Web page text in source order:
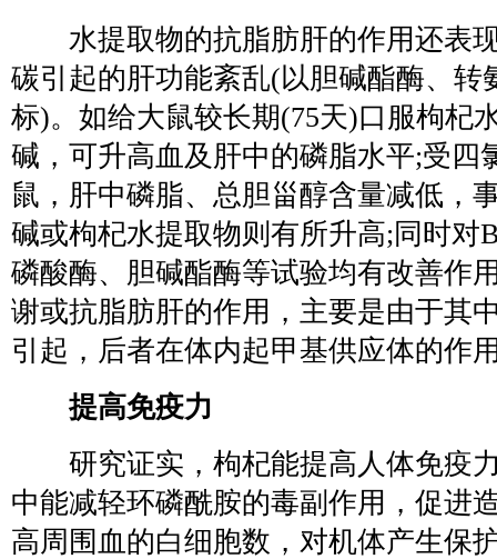
水提取物的抗脂肪肝的作用还表
碳引起的肝功能紊乱(以胆碱酯酶、转
标)。如给大鼠较长期(75天)口服枸杞
碱，可升高血及肝中的磷脂水平;受四
鼠，肝中磷脂、总胆甾醇含量减低，
碱或枸杞水提取物则有所升高;同时对
磷酸酶、胆碱酯酶等试验均有改善作
谢或抗脂肪肝的作用，主要是由于其
引起，后者在体内起甲基供应体的作
提高免疫力
研究证实，枸杞能提高人体免疫
中能减轻环磷酰胺的毒副作用，促进
高周围血的白细胞数，对机体产生保